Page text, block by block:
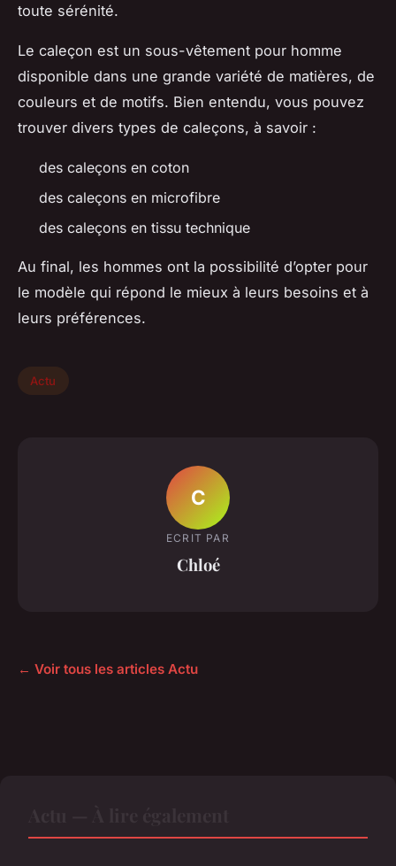
toute sérénité.
Le caleçon est un sous-vêtement pour homme
disponible dans une grande variété de matières, de
couleurs et de motifs. Bien entendu, vous pouvez
trouver divers types de caleçons, à savoir :
des caleçons en coton
des caleçons en microfibre
des caleçons en tissu technique
Au final, les hommes ont la possibilité d’opter pour
le modèle qui répond le mieux à leurs besoins et à
leurs préférences.
Actu
C
ECRIT PAR
Chloé
← Voir tous les articles Actu